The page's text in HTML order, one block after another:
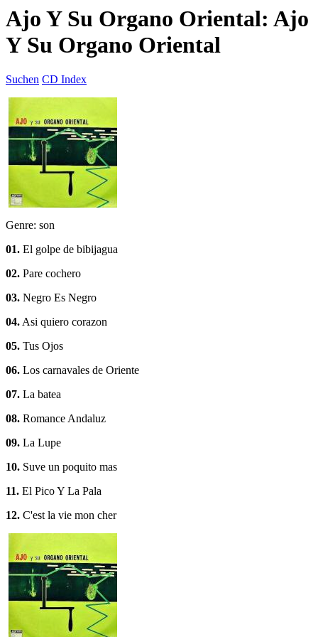
Ajo Y Su Organo Oriental: Ajo
Y Su Organo Oriental
Suchen CD Index
Genre: son
01. El golpe de bibijagua
02. Pare cochero
03. Negro Es Negro
04.Asi quiero corazon
05. Tus Ojos
06. Los carnavales de Oriente
07. La batea
08. Romance Andaluz
09. La Lupe
10. Suve un poquito mas
11. El Pico Y La Pala
12. C'est la vie mon cher